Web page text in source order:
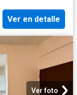
Ver en detalle
Ver foto